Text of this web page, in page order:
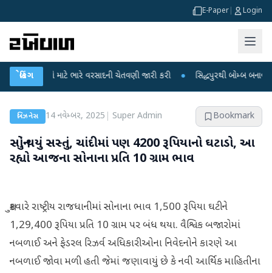
E-Paper Login
બ્રેકિંગ
રાજ્યો માટે ભારે વરસાદની ચેતવણી જારી કરી ● સિદ્ધપુરથી બોમ્બ બનાવવાની
બિઝનેસ 14 નવેમ્બર, 2025 Super Admin Bookmark
સોનું થયું સસ્તું, ચાંદીમાં પણ 4200 રૂપિયાનો ઘટાડો, આ
રહ્યો આજના સોનાના પ્રતિ 10 ગ્રામ ભાવ
શુક્રવારે રાષ્ટ્રીય રાજધાનીમાં સોનાના ભાવ 1,500 રૂપિયા ઘટીને
1,29,400 રૂપિયા પ્રતિ 10 ગ્રામ પર બંધ થયા. વૈશ્વિક બજારોમાં
નબળાઈ અને ફેડરલ રિઝર્વ અધિકારીઓના નિવેદનોને કારણે આ
નબળાઈ જોવા મળી હતી જેમાં જણાવાયું છે કે નવી આર્થિક માહિતીના